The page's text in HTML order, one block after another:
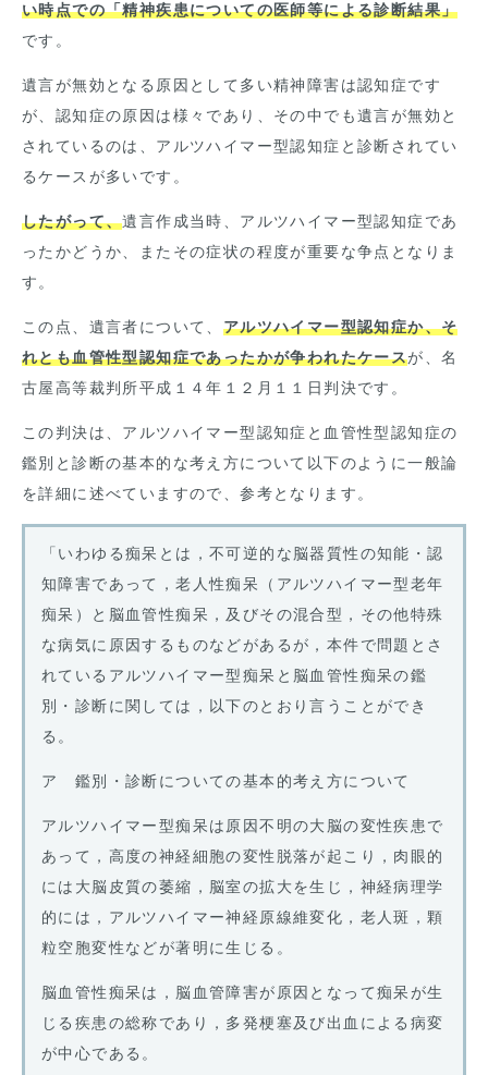
い時点での「精神疾患についての医師等による診断結果」
です。
遺言が無効となる原因として多い精神障害は認知症です
が、認知症の原因は様々であり、その中でも遺言が無効と
されているのは、アルツハイマー型認知症と診断されてい
るケースが多いです。
したがって、遺言作成当時、アルツハイマー型認知症であ
ったかどうか、またその症状の程度が重要な争点となりま
す。
この点、遺言者について、 アルツハイマー型認知症か、そ
れとも血管性型認知症であったかが争われたケースが、名
古屋高等裁判所平成１４年１２月１１日判決です。
この判決は、アルツハイマー型認知症と血管性型認知症の
鑑別と診断の基本的な考え方について以下のように一般論
を詳細に述べていますので、参考となります。
「いわゆる痴呆とは，不可逆的な脳器質性の知能・認
知障害であって，老人性痴呆（アルツハイマー型老年
痴呆）と脳血管性痴呆，及びその混合型，その他特殊
な病気に原因するものなどがあるが，本件で問題とさ
れているアルツハイマー型痴呆と脳血管性痴呆の鑑
別・診断に関しては，以下のとおり言うことができ
る。
ア 鑑別・診断についての基本的考え方について
アルツハイマー型痴呆は原因不明の大脳の変性疾患で
あって，高度の神経細胞の変性脱落が起こり，肉眼的
には大脳皮質の萎縮，脳室の拡大を生じ，神経病理学
的には，アルツハイマー神経原線維変化，老人斑，顆
粒空胞変性などが著明に生じる。
脳血管性痴呆は，脳血管障害が原因となって痴呆が生
じる疾患の総称であり，多発梗塞及び出血による病変
が中心である。